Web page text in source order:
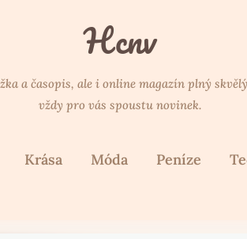
Hcnv
a časopis, ale i online magazín plný
vždy pro vás spoustu novinek.
Krása Móda Peníze